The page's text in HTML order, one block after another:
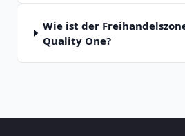
Wie ist der
Quality One?